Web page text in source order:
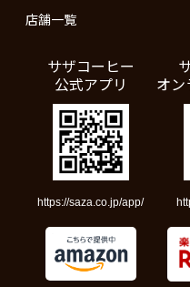
店舗一覧
サザコーヒー
公式アプリ
https://saza.co.jp/app/
オ